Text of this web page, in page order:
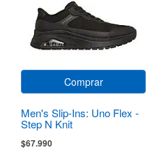
Comprar
Men's Slip-Ins: Uno Flex -
Step N Knit
$67.990